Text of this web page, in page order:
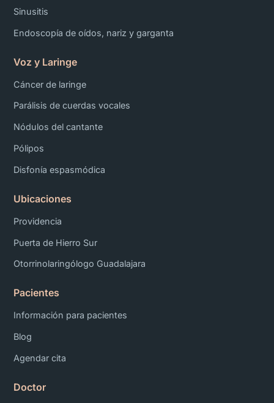
Sinusitis
Endoscopía de oídos, nariz y garganta
Voz y Laringe
Cáncer de laringe
Parálisis de cuerdas vocales
Nódulos del cantante
Pólipos
Disfonía espasmódica
Ubicaciones
Providencia
Puerta de Hierro Sur
Otorrinolaringólogo Guadalajara
Pacientes
Información para pacientes
Blog
Agendar cita
Doctor